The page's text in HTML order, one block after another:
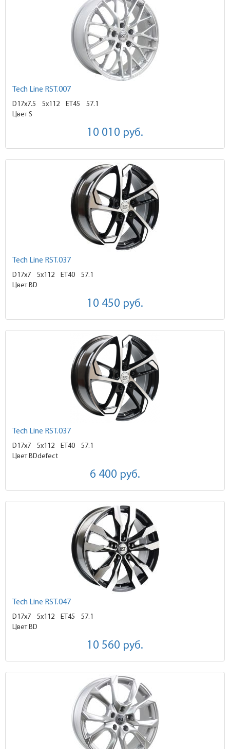
Tech Line RST.007
D17x7.5 5x112 ET45
57.1
Цвет S
10 010 руб.
Tech Line RST.037
D17x7 5x112 ET40
57.1
Цвет BD
10 450 руб.
Tech Line RST.037
D17x7 5x112 ET40
57.1
Цвет BDdefect
6 400 руб.
Tech Line RST.047
D17x7 5x112 ET45
57.1
Цвет BD
10 560 руб.